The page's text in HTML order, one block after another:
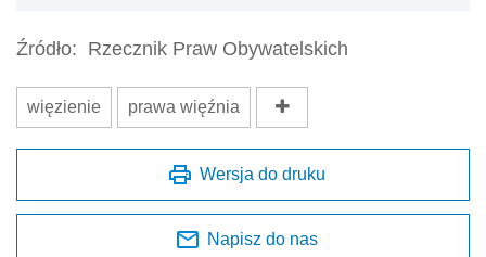
Źródło: Rzecznik Praw Obywatelskich
więzienie prawa więźnia
Wersja do druku
Napisz do nas